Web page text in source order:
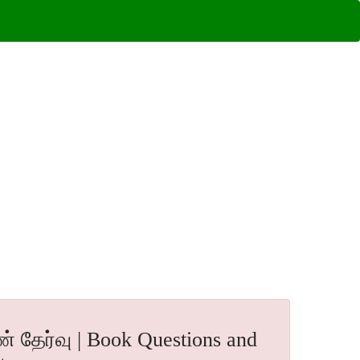
| Book Questions and